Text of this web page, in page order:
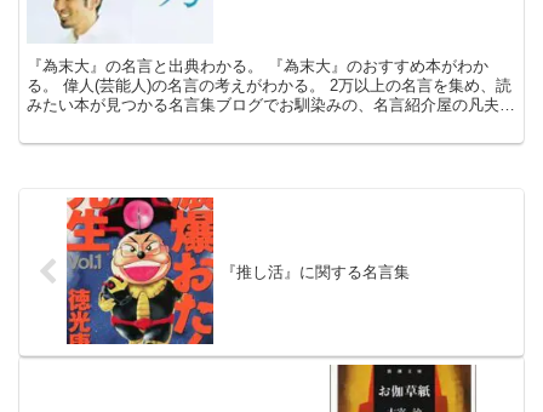
『為末大』の名言と出典わかる。 『為末大』のおすすめ本がわか
る。 偉人(芸能人)の名言の考えがわかる。 2万以上の名言を集め、読
みたい本が見つかる名言集ブログでお馴染みの、名言紹介屋の凡夫で
『推し活』に関する名言集